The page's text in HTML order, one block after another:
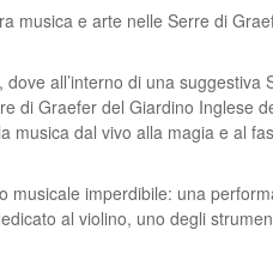
musica e arte nelle Serre di
all’interno di una suggestiva
di Graefer del Giardino Inglese
musica dal vivo alla magia e al
musicale imperdibile: una
al violino, uno degli